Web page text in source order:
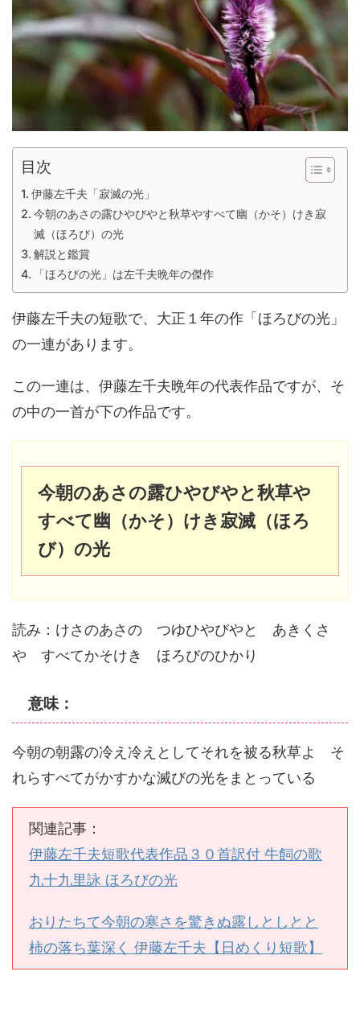
目次
伊藤左千夫「寂滅の光」
今朝のあさの露ひやびやと秋草やすべて幽（かそ）けき寂
滅（ほろび）の光
解説と鑑賞
「ほろびの光」は左千夫晩年の傑作
伊藤左千夫の短歌で、大正１年の作「ほろびの光」
の一連があります。
この一連は、伊藤左千夫晩年の代表作品ですが、そ
の中の一首が下の作品です。
今朝のあさの露ひやびやと秋草や
すべて幽（かそ）けき寂滅（ほろ
び）の光
読み：けさのあさの つゆひやびやと あきくさ
や すべてかそけき ほろびのひかり
意味：
今朝の朝露の冷え冷えとしてそれを被る秋草よ そ
れらすべてがかすかな滅びの光をまとっている
関連記事：
伊藤左千夫短歌代表作品３０首訳付 牛飼の歌
九十九里詠 ほろびの光
おりたちて今朝の寒さを驚きぬ露しとしとと
柿の落ち葉深く 伊藤左千夫【日めくり短歌】